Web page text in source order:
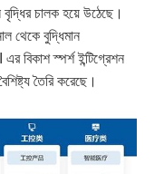
বৃদ্ধির চালক হয়ে উঠেছে।
থেকে বুদ্ধিমান
বিকাশ স্পর্শ ইন্টিগ্রেশন
তৈরি করেছে।